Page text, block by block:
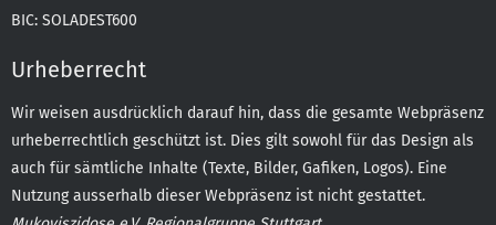
BIC: SOLADEST600
Urheberrecht
Wir weisen ausdrücklich darauf hin, dass die gesamte Webpräsenz
urheberrechtlich geschützt ist. Dies gilt sowohl für das Design als
auch für sämtliche Inhalte (Texte, Bilder, Gafiken, Logos). Eine
Nutzung ausserhalb dieser Webpräsenz ist nicht gestattet.